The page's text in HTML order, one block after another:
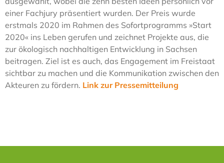
einer Fachjury präsentiert wurden. Der Preis wurde
erstmals 2020 im Rahmen des Sofortprogramms »Start
2020« ins Leben gerufen und zeichnet Projekte aus, die
zur ökologisch nachhaltigen Entwicklung in Sachsen
beitragen. Ziel ist es auch, das Engagement im Freistaat
sichtbar zu machen und die Kommunikation zwischen den
Akteuren zu fördern. Link zur Pressemitteilung